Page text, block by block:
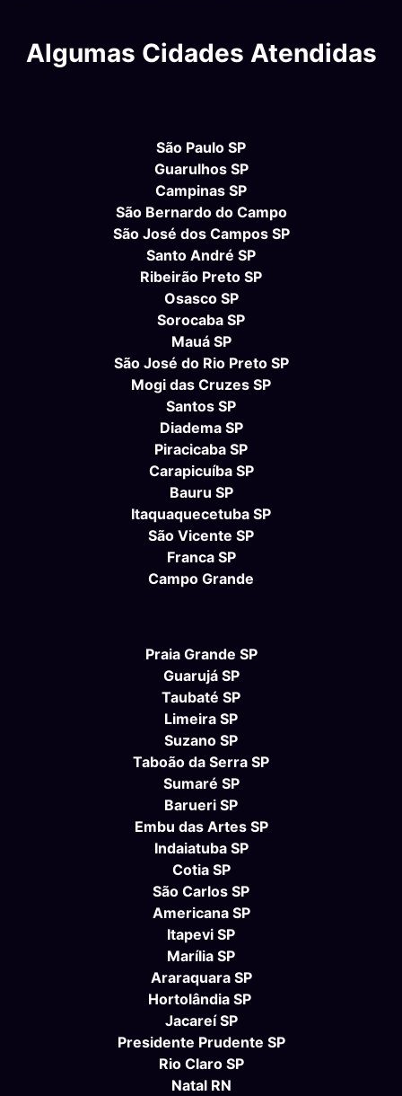
Algumas Cidades Atendidas
São Paulo SP
Guarulhos SP
Campinas SP
São Bernardo do Campo
São José dos Campos SP
Santo André SP
Ribeirão Preto SP
Osasco SP
Sorocaba SP
Mauá SP
São José do Rio Preto SP
Mogi das Cruzes SP
Santos SP
Diadema SP
Piracicaba SP
Carapicuíba SP
Bauru SP
Itaquaquecetuba SP
São Vicente SP
Franca SP
Campo Grande
Praia Grande SP
Guarujá SP
Taubaté SP
Limeira SP
Suzano SP
Taboão da Serra SP
Sumaré SP
Barueri SP
Embu das Artes SP
Indaiatuba SP
Cotia SP
São Carlos SP
Americana SP
Itapevi SP
Marília SP
Araraquara SP
Hortolândia SP
Jacareí SP
Presidente Prudente SP
Rio Claro SP
Natal RN